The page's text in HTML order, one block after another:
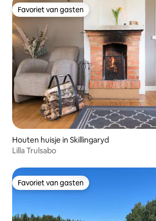
Favoriet van gasten
Favoriet van gasten
Houten huisje in Skillingaryd
Lilla Trulsabo
Favoriet van gasten
Favoriet van gasten